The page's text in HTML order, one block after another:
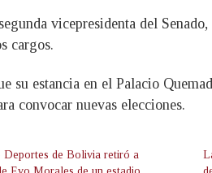
vicepresidenta del
cargos.
su estancia en el Palacio
convocar nuevas elecciones.
de Bolivia retiró a